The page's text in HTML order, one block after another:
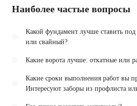
Наиболее частые вопросы
Какой фундамент лучше ставить
или свайный?
Какие ворота лучше: откатные или
Какие сроки выполнения работ вы
Интересуют заборы из профлиста